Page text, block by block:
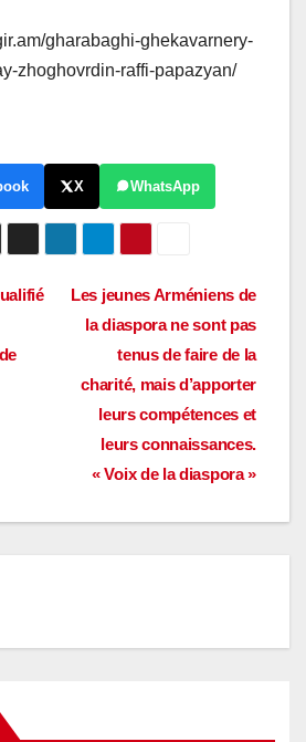
gharabaghi-ghekavarnery-
zhoghovrdin-raffi-papazyan/
X WhatsApp
Les jeunes Arméniens de
la diaspora ne sont pas
tenus de faire de la
charité, mais d’apporter
leurs compétences et
leurs connaissances.
« Voix de la diaspora »